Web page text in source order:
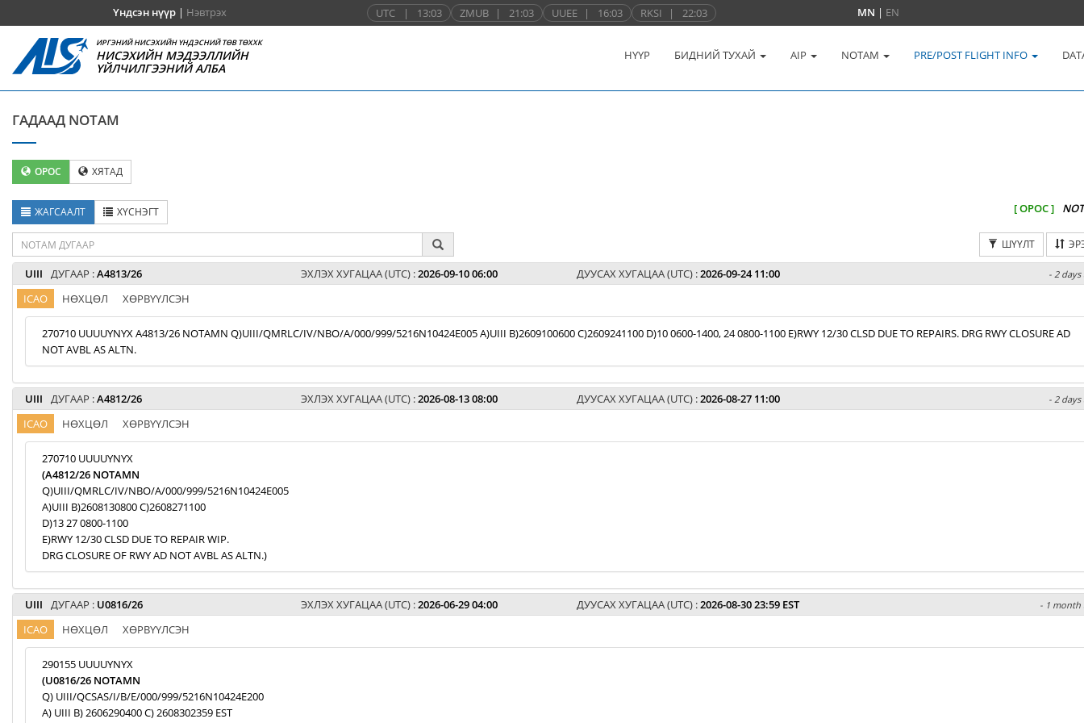
Үндсэн нүүр| Нэвтрэх UTC | 13:03 ZMUB | 21:03 UUEE | 16:03 RKSI | 22:03 MN | EN
ИРГЭНИЙ НИСЭХИЙН ҮНДЭСНИЙ ТӨВ ТӨХХК
НИСЭХИЙН МЭДЭЭЛЛИЙН
ҮЙЛЧИЛГЭЭНИЙ АЛБА
НҮҮР БИДНИЙ ТУХАЙ AIP NOTAM PRE/POST FLIGHT INFO
ГАДААД NOTAM
ОРОС ХЯТАД
ЖАГСААЛТ ХҮСНЭГТ [ ОРОС ]
ШҮҮЛТ
UIII ДУГААР :A4813/26 ЭХЛЭХ ХУГАЦАА (UTC) :2026-09-10 06:00 ДУУСАХ ХУГАЦАА (UTC) :2026-09-24 11:00 - 2 days
ICAO НӨХЦӨЛ ХӨРВҮҮЛСЭН
270710 UUUUYNYX A4813/26 NOTAMN Q)UIII/QMRLC/IV/NBO/A/000/999/5216N10424E005 A)UIII B)2609100600 C)2609241100 D)10 0600-1400, 24 0800-1100 E)RWY 12/30 CLSD DUE TO REPAIRS. DRG RWY CLOSURE AD
NOT AVBL AS ALTN.
UIII ДУГААР :A4812/26 ЭХЛЭХ ХУГАЦАА (UTC) :2026-08-13 08:00 ДУУСАХ ХУГАЦАА (UTC) :2026-08-27 11:00 - 2 days
ICAO НӨХЦӨЛ ХӨРВҮҮЛСЭН
270710 UUUUYNYX
(A4812/26 NOTAMN
Q)UIII/QMRLC/IV/NBO/A/000/999/5216N10424E005
A)UIII B)2608130800 C)2608271100
D)13 27 0800-1100
E)RWY 12/30 CLSD DUE TO REPAIR WIP.
DRG CLOSURE OF RWY AD NOT AVBL AS ALTN.)
UIII ДУГААР : U0816/26 ЭХЛЭХ ХУГАЦАА (UTC) :2026-06-29 04:00 ДУУСАХ ХУГАЦАА (UTC) :2026-08-30 23:59 EST - 1 month
ICAO НӨХЦӨЛ ХӨРВҮҮЛСЭН
290155 UUUUYNYX
(U0816/26 NOTAMN
Q) UIII/QCSAS/I/B/E/000/999/5216N10424E200
A) UIII B) 2606290400 C) 2608302359 EST